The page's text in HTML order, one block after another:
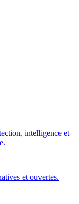
intelligence et
et ouvertes.